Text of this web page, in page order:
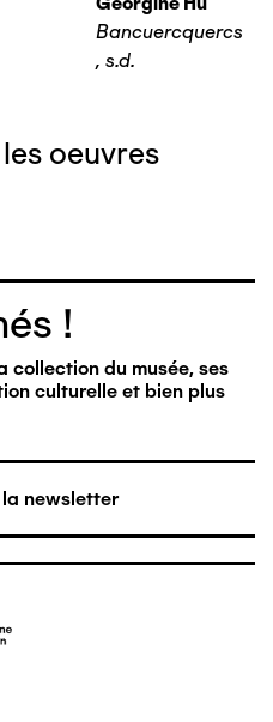
Bancuercquercs
, s.d.
oeuvres
!
collection du musée, ses
culturelle et bien plus
newsletter